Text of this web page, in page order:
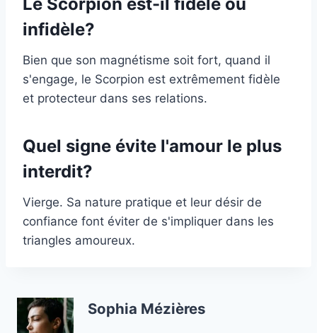
infidèle?
Bien que son magnétisme soit fort, quand il
s'engage, le Scorpion est extrêmement fidèle
et protecteur dans ses relations.
Quel signe évite l'amour le plus
interdit?
Vierge. Sa nature pratique et leur désir de
confiance font éviter de s'impliquer dans les
triangles amoureux.
Sophia Mézières